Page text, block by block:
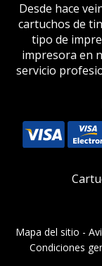
Desde hace
cartuchos de
tipo de
impresora en
servicio
Mapa del sitio -
Condiciones